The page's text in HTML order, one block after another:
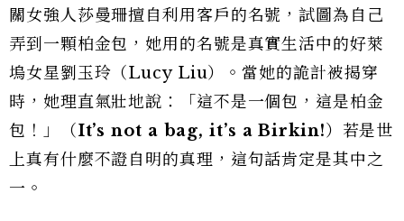
關女強人莎曼珊擅自利用客戶的名號，試圖為自己
弄到一顆柏金包，她用的名號是真實生活中的好萊
塢女星劉玉玲（Lucy Liu）。當她的詭計被揭穿
時，她理直氣壯地說：「這不是一個包，這是柏金
包！」（It’s not a bag, it’s a Birkin!）若是世
上真有什麼不證自明的真理，這句話肯定是其中之
一。